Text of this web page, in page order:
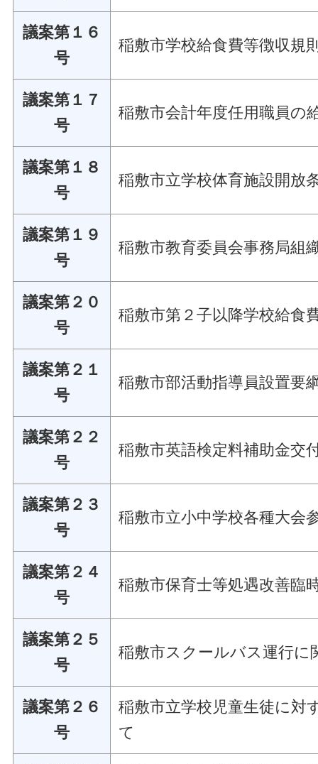
議案第１６
号
稲敷市学校給食費等徴収規
議案第１７
号
稲敷市会計年度任用職員の
議案第１８
号
稲敷市立学校体育施設開放
議案第１９
号
稲敷市教育委員会事務局組
議案第２０
号
稲敷市第２子以降学校給食
議案第２１
号
稲敷市部活動指導員設置要
議案第２２
号
稲敷市英語検定料補助金交
議案第２３
号
稲敷市立小中学校各種大会
議案第２４
号
稲敷市保育士等処遇改善臨
議案第２５
号
稲敷市スクールバス運行に
議案第２６
号
稲敷市立学校児童生徒に対
て